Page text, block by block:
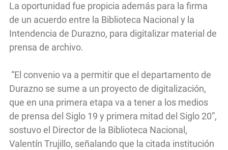
La oportunidad fue propicia además para la firma
de un acuerdo entre la Biblioteca Nacional y la
Intendencia de Durazno, para digitalizar material de
prensa de archivo.
“El convenio va a permitir que el departamento de
Durazno se sume a un proyecto de digitalización,
que en una primera etapa va a tener a los medios
de prensa del Siglo 19 y primera mitad del Siglo 20”,
sostuvo el Director de la Biblioteca Nacional,
Valentín Trujillo, señalando que la citada institución